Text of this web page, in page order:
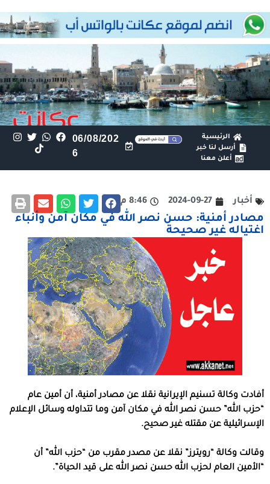
الرئيسية
أرسل لنا خبر
أعلن معنا
06/08/202
6
أخبار 2024-09-27 8:46 م
مصادر أمنية: حسن نصر الله في مكان آمن وأنباء
اغتياله غير صحيحة
أفادت وكالة تسنيم الإيرانية نقلا عن مصادر أمنية، أن أمين عام
“حزب الله” حسن نصر الله في مكان آمن وما تتداوله وسائل الإعلام
الإسرائيلية عن مقتله غير صحيح.
وقالت وكالة “رويترز” نقلا عن مصدر مقرب من “حزب الله” أن
“الأمين العام لحزب الله حسن نصر الله على قيد الحياة”.